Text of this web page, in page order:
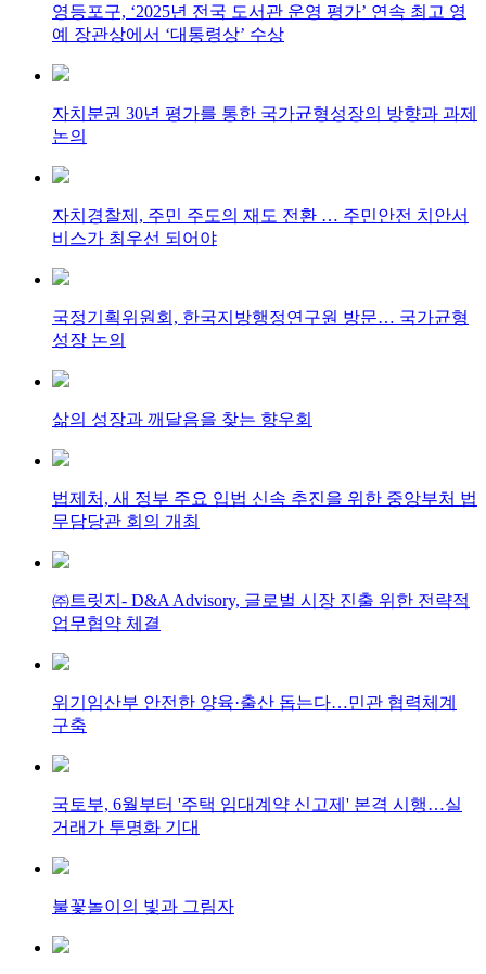
영등포구, ‘2025년 전국 도서관 운영 평가’ 연속 최고 영
예 장관상에서 ‘대통령상’ 수상
자치분권 30년 평가를 통한 국가균형성장의 방향과 과제
논의
자치경찰제, 주민 주도의 재도 전환 … 주민안전 치안서
비스가 최우선 되어야
국정기획위원회, 한국지방행정연구원 방문… 국가균형
성장 논의
삶의 성장과 깨달음을 찾는 향우회
법제처, 새 정부 주요 입법 신속 추진을 위한 중앙부처 법
무담당관 회의 개최
㈜트릿지- D&A Advisory, 글로벌 시장 진출 위한 전략적
업무협약 체결
위기임산부 안전한 양육·출산 돕는다…민관 협력체계
구축
국토부, 6월부터 '주택 임대계약 신고제' 본격 시행…실
거래가 투명화 기대
불꽃놀이의 빛과 그림자